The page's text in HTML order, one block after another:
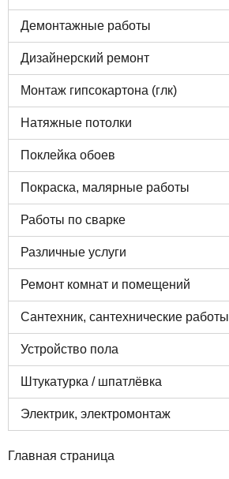
Демонтажные работы
Дизайнерский ремонт
Монтаж гипсокартона (глк)
Натяжные потолки
Поклейка обоев
Покраска, малярные работы
Работы по сварке
Различные услуги
Ремонт комнат и помещений
Сантехник, сантехнические работы
Устройство пола
Штукатурка / шпатлёвка
Электрик, электромонтаж
Главная страница